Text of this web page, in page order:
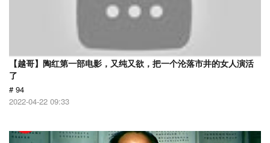
【越哥】陶红第一部电影，又纯又欲，把一个沦落市井的女人演活
了
# 94
2022-04-22 09:33